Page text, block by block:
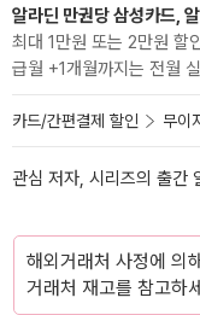
알라딘 만권당 삼성카드,
최대 1만원 또는 2만원
급월 +1개월까지는 전월
카드/간편결제 할인 무이
관심 저자, 시리즈의 출간
해외거래처 사정에 의
거래처 재고를 참고하